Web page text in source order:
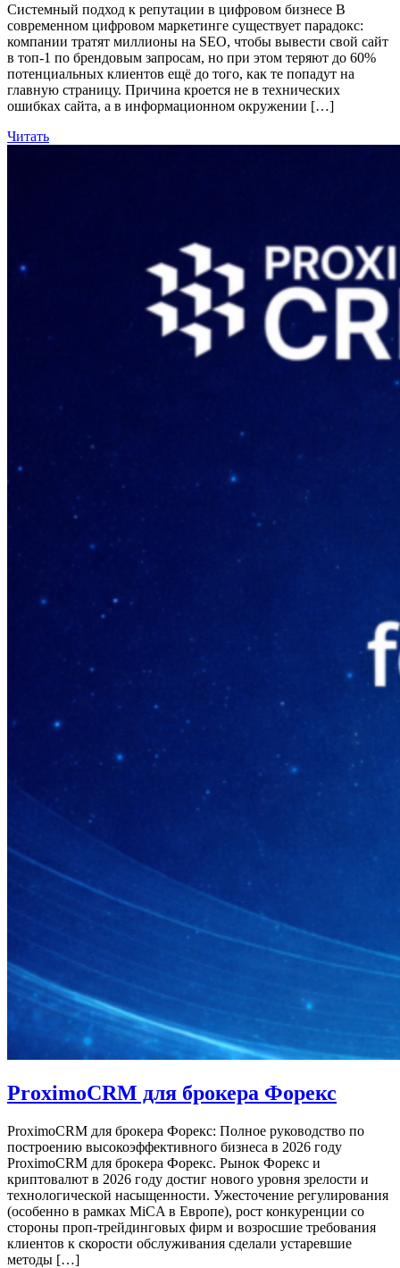
Системный подход к репутации в цифровом бизнесе В
современном цифровом маркетинге существует парадокс:
компании тратят миллионы на SEO, чтобы вывести свой сайт
в топ-1 по брендовым запросам, но при этом теряют до 60%
потенциальных клиентов ещё до того, как те попадут на
главную страницу. Причина кроется не в технических
ошибках сайта, а в информационном окружении […]
Читать
ProximoCRM для брокера Форекс
ProximoCRM для брокера Форекс: Полное руководство по
построению высокоэффективного бизнеса в 2026 году
ProximoCRM для брокера Форекс. Рынок Форекс и
криптовалют в 2026 году достиг нового уровня зрелости и
технологической насыщенности. Ужесточение регулирования
(особенно в рамках MiCA в Европе), рост конкуренции со
стороны проп-трейдинговых фирм и возросшие требования
клиентов к скорости обслуживания сделали устаревшие
методы […]